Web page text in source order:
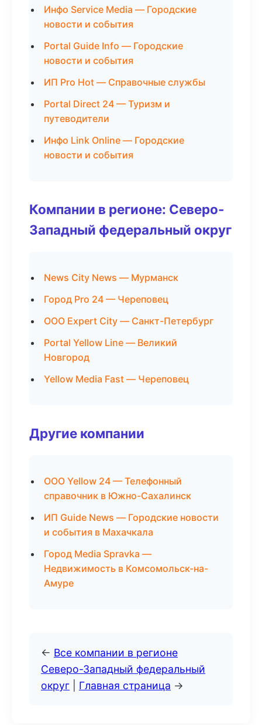
Инфо Service Media — Городские
новости и события
Portal Guide Info — Городские
новости и события
ИП Pro Hot — Справочные службы
Portal Direct 24 — Туризм и
путеводители
Инфо Link Online — Городские
новости и события
Компании в регионе: Северо-
Западный федеральный округ
News City News — Мурманск
Город Pro 24 — Череповец
ООО Expert City — Санкт-Петербург
Portal Yellow Line — Великий
Новгород
Yellow Media Fast — Череповец
Другие компании
ООО Yellow 24 — Телефонный
справочник в Южно-Сахалинск
ИП Guide News — Городские новости
и события в Махачкала
Город Media Spravka —
Недвижимость в Комсомольск-на-
Амуре
← Все компании в регионе
Северо-Западный федеральный
округ
Главная страница →